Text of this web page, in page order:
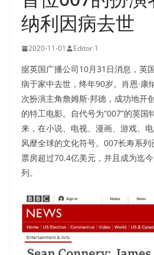
纳利因病去世
2020-11-01 Editor 1
据英国广播公司10月31日消息，英
病于家中去世，终年90岁。肖恩·康
次扮演主角詹姆斯·邦德，成功地开
的特工电影。自代号为“007”的英国
来，在小说、电视、漫画、游戏、
风靡全球的文化符号。007长寿系
票房超过70.4亿美元，并且成为迄
列。